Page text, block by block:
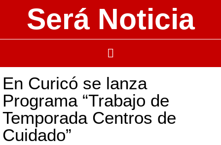
Será Noticia
En Curicó se lanza
Programa “Trabajo de
Temporada Centros de
Cuidado”